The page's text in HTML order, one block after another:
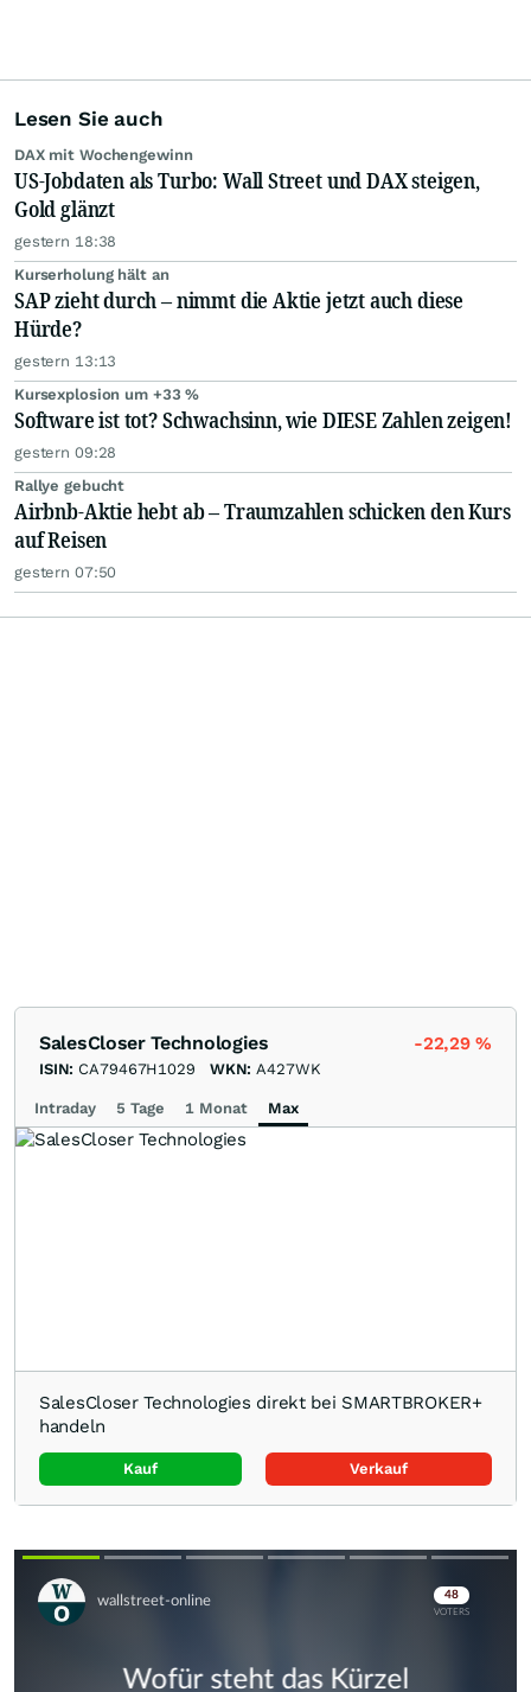
Lesen Sie auch
DAX mit Wochengewinn
US-Jobdaten als Turbo: Wall Street und DAX steigen,
Gold glänzt
gestern 18:38
Kurserholung hält an
SAP zieht durch – nimmt die Aktie jetzt auch diese
Hürde?
gestern 13:13
Kursexplosion um +33 %
Software ist tot? Schwachsinn, wie DIESE Zahlen zeigen!
gestern 09:28
Rallye gebucht
Airbnb-Aktie hebt ab – Traumzahlen schicken den Kurs
auf Reisen
gestern 07:50
SalesCloser Technologies -22,29%
ISIN: CA79467H1029 WKN: A427WK
Intraday 5 Tage 1 Monat Max
SalesCloser Technologies direkt bei SMARTBROKER+
handeln
Kauf Verkauf
Skip